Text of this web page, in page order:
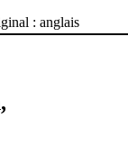
: anglais